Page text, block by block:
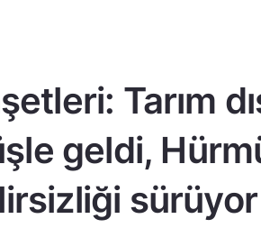
Tarım
geldi,
sürüyor